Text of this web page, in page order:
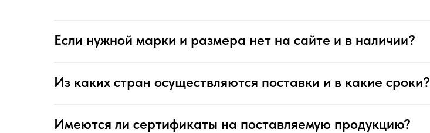
Если нужной марки и размера нет на сайте и в наличии?
Из каких стран осуществляются поставки и в какие сроки?
Имеются ли сертификаты на поставляемую продукцию?